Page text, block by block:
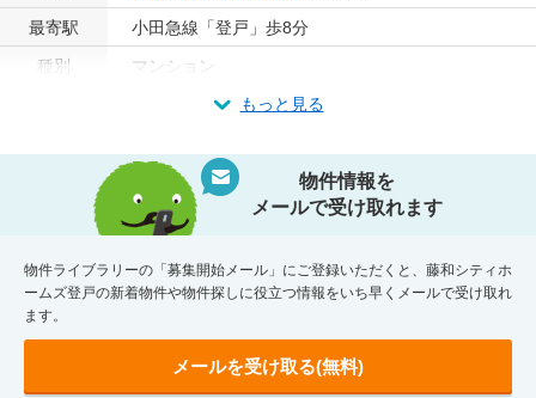
最寄駅
小田急線「登戸」歩8分
種別
マンション
もっと見る
物件情報を
メールで受け取れます
物件ライブラリーの「募集開始メール」にご登録いただくと、藤和シティホ
ームズ登戸の新着物件や物件探しに役立つ情報をいち早くメールで受け取れ
ます。
メールを受け取る(無料)